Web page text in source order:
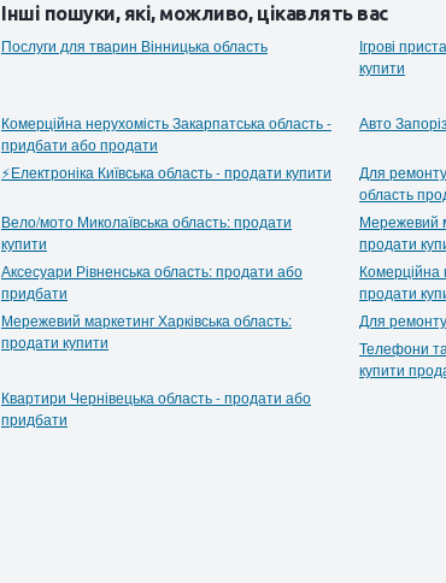
Інші пошуки, які, можливо, цікавлять вас
Послуги для тварин Вінницька область
Ігрові
купити
Комерційна нерухомість Закарпатська область -
придбати або продати
Авто
⚡Електроніка Київська область - продати купити
Для ремонту
область
Вело/мото Миколаївська область: продати
купити
Мережевий
продати
Аксесуари Рівненська область: продати або
придбати
Комерційна
продати
Мережевий маркетинг Харківська область:
продати купити
Для
Телефони
купити
Квартири Чернівецька область - продати або
придбати